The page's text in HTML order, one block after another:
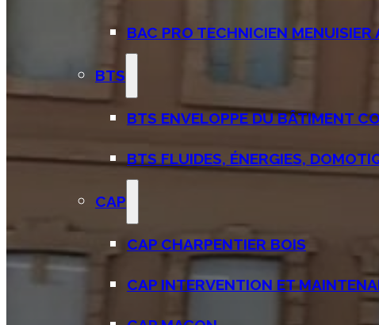
BAC PRO TECHNICIEN MENUISIER
BTS
BTS ENVELOPPE DU BÂTIMENT
BTS FLUIDES, ÉNERGIES,
CAP
CAP CHARPENTIER BOIS
CAP INTERVENTION ET